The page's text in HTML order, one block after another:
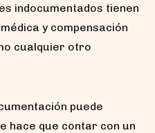
indocumentados tienen
y compensación
cualquier otro
puede
hace que contar con un